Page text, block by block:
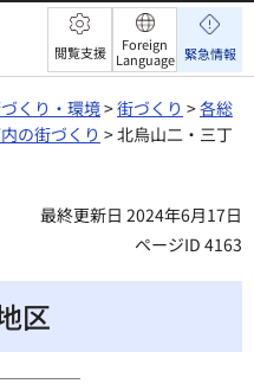
閲覧支援
Foreign
Language 緊急情報
くり・環境>街づくり >各総
の街づくり > 北烏山二・三丁
最終更新日 2024年6月17日
ページID 4163
区